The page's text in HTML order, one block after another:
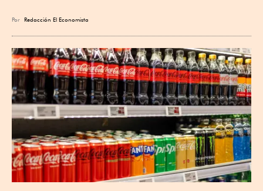
Por Redacción El Economista